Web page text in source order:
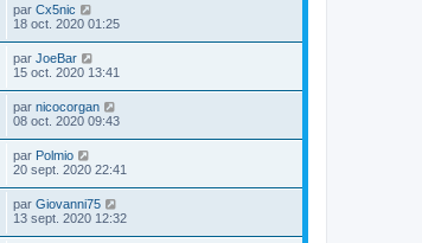
par Cx5nic
18 oct. 2020 01:25
par JoeBar
15 oct. 2020 13:41
par nicocorgan
08 oct. 2020 09:43
par Polmio
20 sept. 2020 22:41
par Giovanni75
13 sept. 2020 12:32